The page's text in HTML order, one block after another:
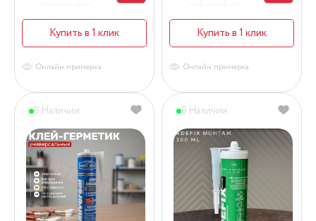
Купить в 1 клик
Онлайн примерка
Купить в 1 клик
Онлайн примерка
В Наличии В Наличии